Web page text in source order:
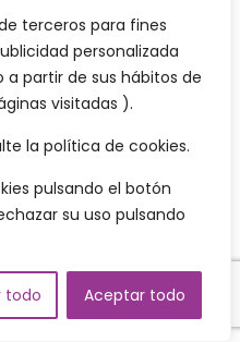
terceros para fines
personalizada
partir de sus hábitos de
visitadas ).
la política de cookies.
pulsando el botón
su uso pulsando
todo Aceptar todo